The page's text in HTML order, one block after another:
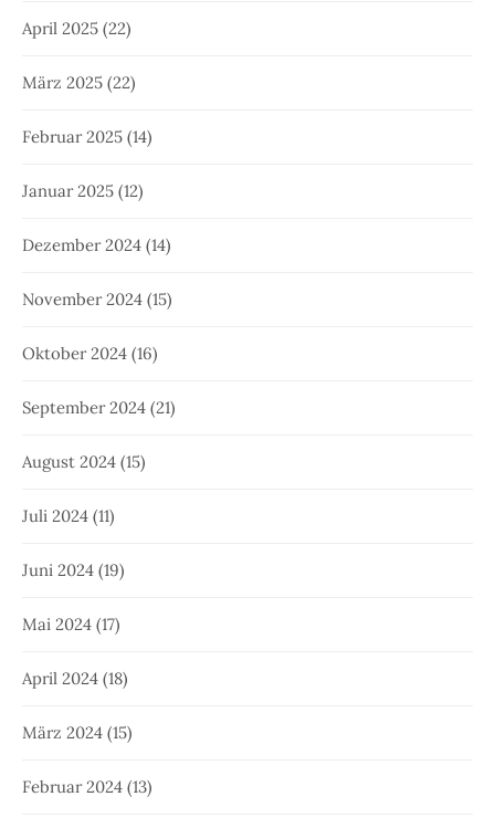
April 2025 (22)
März 2025 (22)
Februar 2025 (14)
Januar 2025 (12)
Dezember 2024 (14)
November 2024 (15)
Oktober 2024 (16)
September 2024 (21)
August 2024 (15)
Juli 2024 (11)
Juni 2024 (19)
Mai 2024 (17)
April 2024 (18)
März 2024 (15)
Februar 2024 (13)